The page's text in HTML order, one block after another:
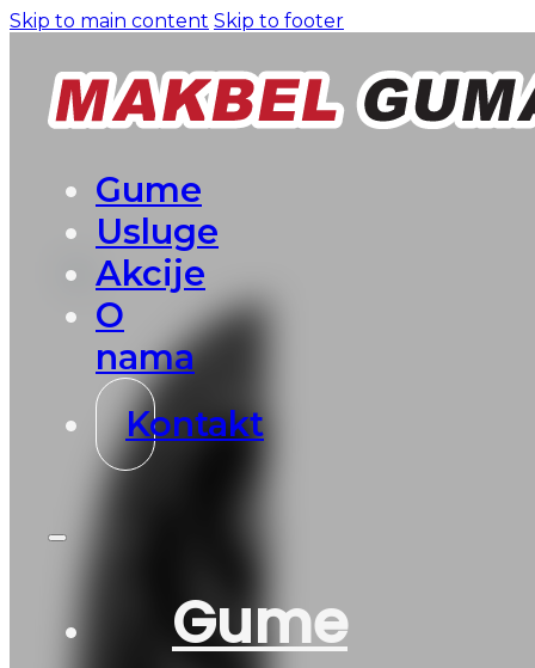
Skip to main content Skip to footer
Gume
Usluge
Akcije
O
nama
Kontakt
Gume